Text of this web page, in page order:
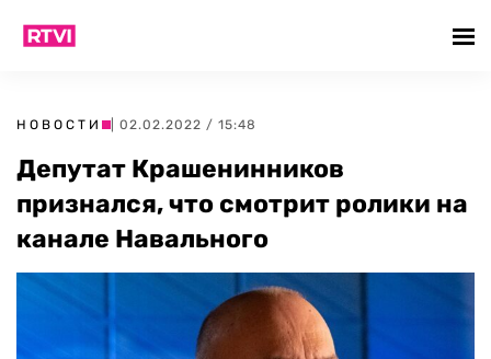
НОВОСТИ | 02.02.2022 / 15:48
Депутат Крашенинников
признался, что смотрит ролики на
канале Навального